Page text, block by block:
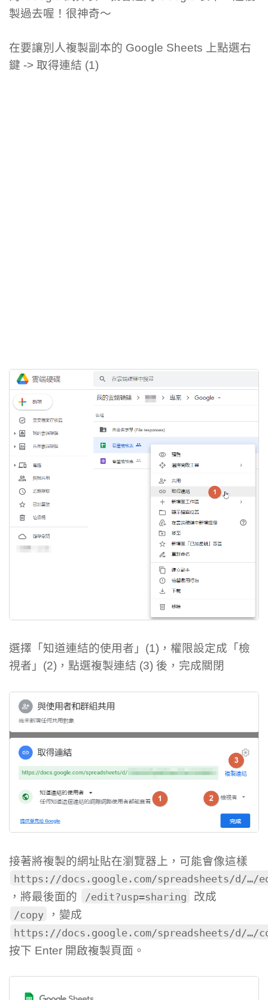
製過去喔！很神奇～
在要讓別人複製副本的 Google Sheets 上點選右
鍵 -> 取得連結 (1)
選擇「知道連結的使用者」(1)，權限設定成「檢
視者」(2)，點選複製連結 (3) 後，完成關閉
接著將複製的網址貼在瀏覽器上，可能會像這樣
https://docs.google.com/spreadsheets/d/…/
，將最後面的 /edit?usp=sharing 改成
/copy ，變成
https://docs.google.com/spreadsheets/d/…/
按下 Enter 開啟複製頁面。